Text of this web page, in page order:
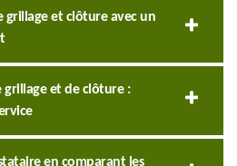
grillage et clôture avec un
grillage et de clôture :
en comparant les